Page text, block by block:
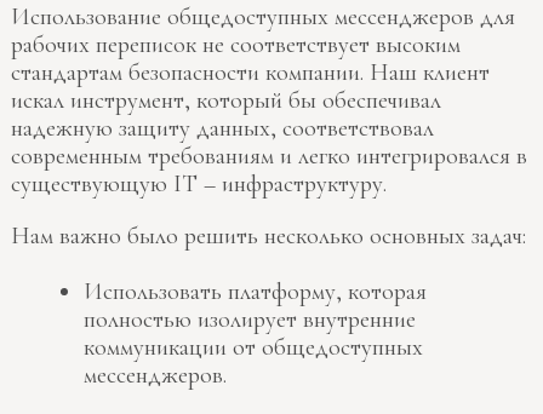
Использование общедоступных мессенджеров для
рабочих переписок не соответствует высоким
стандартам безопасности компании. Наш клиент
искал инструмент, который бы обеспечивал
надежную защиту данных, соответствовал
современным требованиям и легко интегрировался в
существующую IT – инфраструктуру.
Нам важно было решить несколько основных задач:
Использовать платформу, которая
полностью изолирует внутренние
коммуникации от общедоступных
мессенджеров.